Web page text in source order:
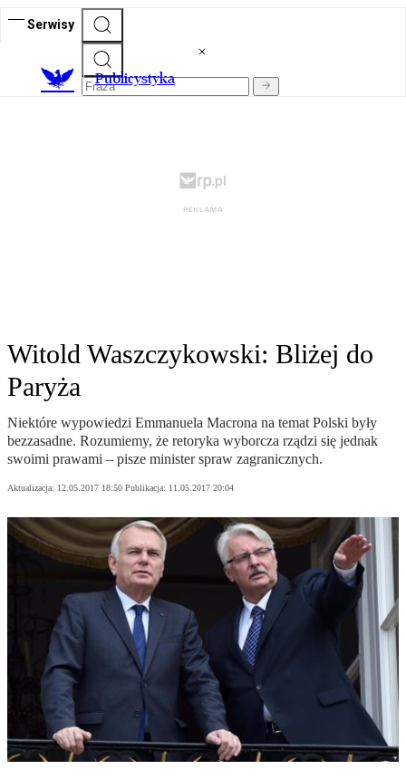
Serwisy
Publicystyka
Witold Waszczykowski: Bliżej do
Paryża
Niektóre wypowiedzi Emmanuela Macrona na temat Polski były
bezzasadne. Rozumiemy, że retoryka wyborcza rządzi się jednak
swoimi prawami – pisze minister spraw zagranicznych.
Aktualizacja: 12.05.2017 18:50 Publikacja: 11.05.2017 20:04